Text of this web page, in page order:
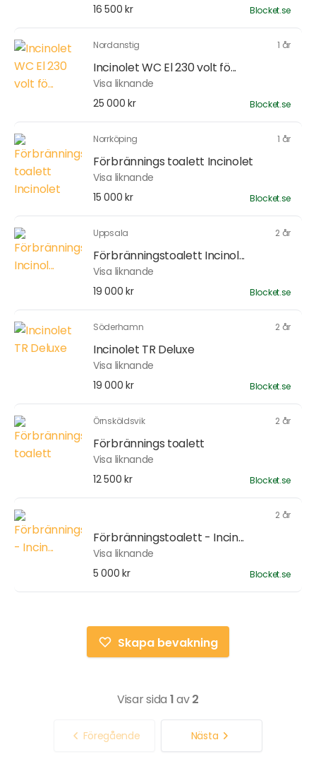
16 500 kr Blocket.se
Nordanstig 1 år
Incinolet WC El 230 volt fö...
Visa liknande
25 000 kr
Blocket.se
Norrköping 1 år
Förbrännings toalett Incinolet
Visa liknande
15 000 kr
Blocket.se
Uppsala 2 år
Förbränningstoalett Incinol...
Visa liknande
19 000 kr
Blocket.se
Söderhamn 2 år
Incinolet TR Deluxe
Visa liknande
19 000 kr
Blocket.se
Örnsköldsvik 2 år
Förbrännings toalett
Visa liknande
12 500 kr
Blocket.se
2 år
Förbränningstoalett - Incin...
Visa liknande
5 000 kr
Blocket.se
Skapa bevakning
Visar sida 1av2
Föregående Nästa